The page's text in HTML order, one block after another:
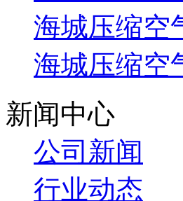
海城压缩空
海城压缩空
新闻中心
公司新闻
行业动态